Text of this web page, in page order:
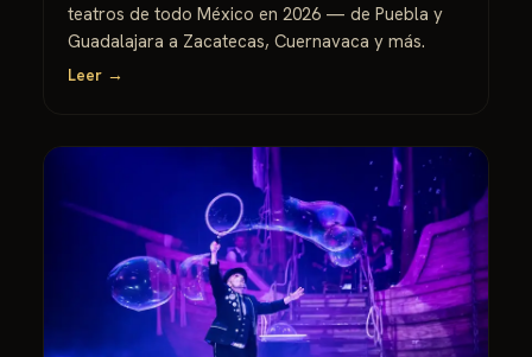
teatros de todo México en 2026 — de Puebla y
Guadalajara a Zacatecas, Cuernavaca y más.
Leer →